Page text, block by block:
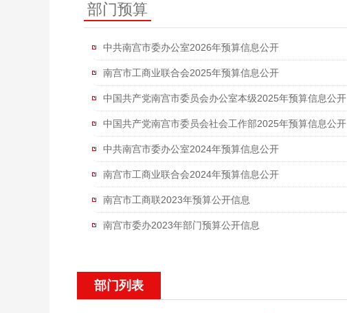
部门预算
中共南宫市委办公室2026年预算信息公开
南宫市工商业联合会2025年预算信息公开
中国共产党南宫市委员会办公室本级2025年预算信息公开
中国共产党南宫市委员会社会工作部2025年预算信息公开
中共南宫市委办公室2024年预算信息公开
南宫市工商业联合会2024年预算信息公开
南宫市工商联2023年预算公开信息
南宫市委办2023年部门预算公开信息
部门列表